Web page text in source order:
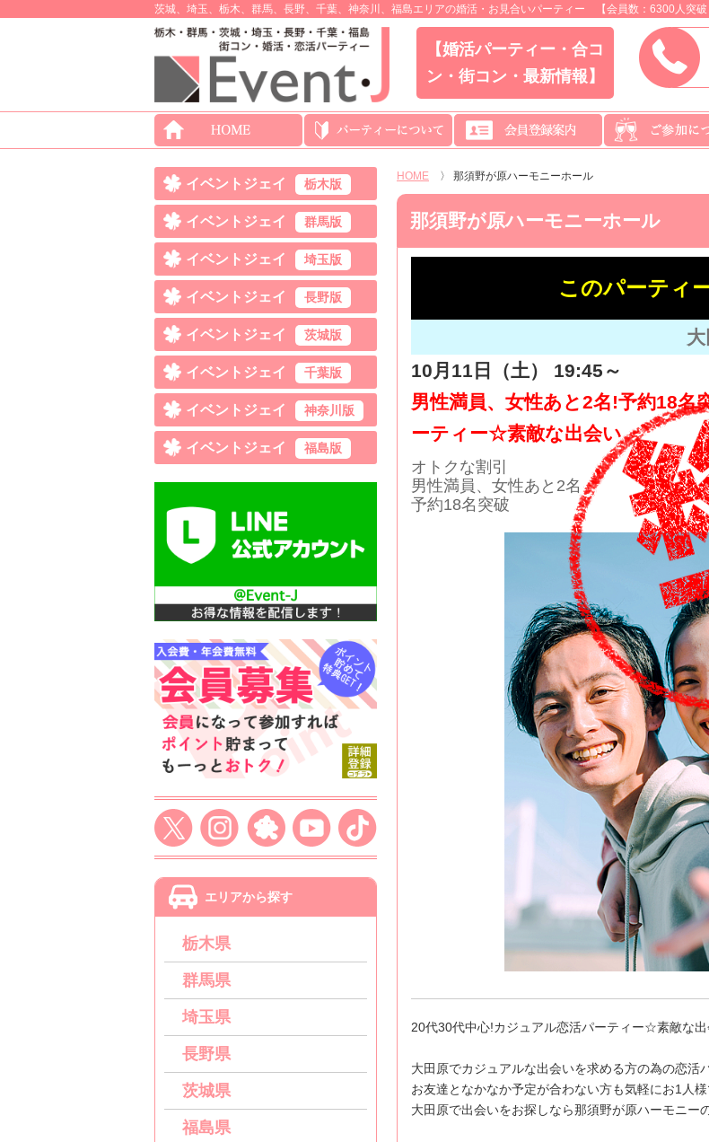
茨城、埼玉、栃木、群馬、長野、千葉、神奈川、福島エリアの婚活・お見合いパーティー 【会員数：6300人突破
【婚活パーティー・合コ
ン・街コン・最新情報】
イベントジェイ 栃木版
イベントジェイ 群馬版
イベントジェイ 埼玉版
イベントジェイ 長野版
イベントジェイ 茨城版
イベントジェイ 千葉版
イベントジェイ 神奈川版
イベントジェイ 福島版
エリアから探す
栃木県
群馬県
埼玉県
長野県
茨城県
福島県
HOME 〉 那須野が原ハーモニーホール
那須野が原ハーモニーホール
このパーティ
10月11日（土） 19:45～
男性満員、女性あと2名!予約18
ーティー☆素敵な出会い
オトクな割引
男性満員、女性あと2名
予約18名突破
20代30代中心!カジュアル恋活パーティー☆素敵な
大田原でカジュアルな出会いを求める方の為の恋活
お友達となかなか予定が合わない方も気軽にお1人様
大田原で出会いをお探しなら那須野が原ハーモニー